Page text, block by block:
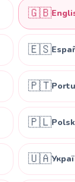
🇬🇧
🇪🇸
🇵🇹
🇵🇱
🇺🇦
vaši bližnji
• Brez
za deljenje